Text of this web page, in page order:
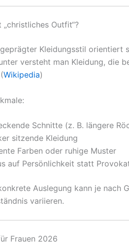
„christliches Outfit“?
Kleidungsstil orientiert
versteht man Kleidung, die
Wikipedia)
Schnitte (z. B. längere
sitzende Kleidung
Farben oder ruhige Muster
auf Persönlichkeit statt
Auslegung kann je nach
variieren.
Frauen 2026